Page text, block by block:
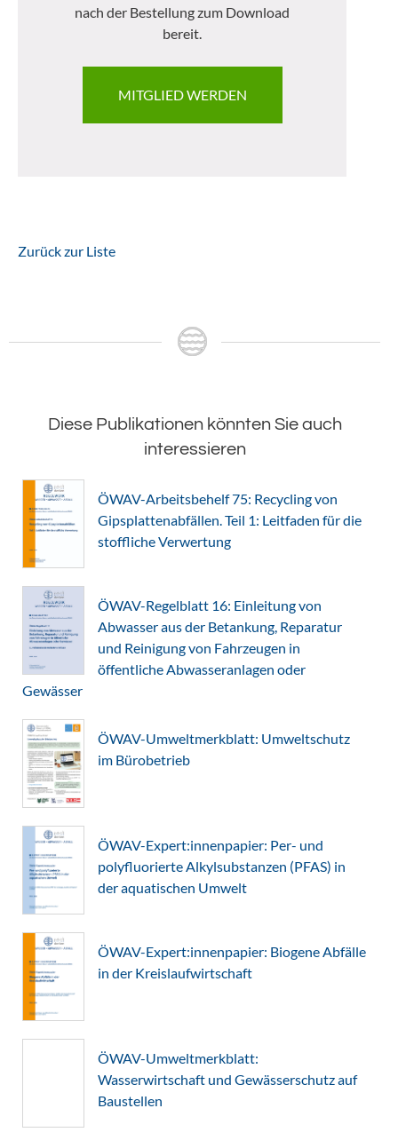
nach der Bestellung zum Download
bereit.
MITGLIED WERDEN
Zurück zur Liste
Diese Publikationen könnten Sie auch
interessieren
ÖWAV-Arbeitsbehelf 75: Recycling von
Gipsplattenabfällen. Teil 1: Leitfaden für die
stoffliche Verwertung
ÖWAV-Regelblatt 16: Einleitung von
Abwasser aus der Betankung, Reparatur
und Reinigung von Fahrzeugen in
öffentliche Abwasseranlagen oder
Gewässer
ÖWAV-Umweltmerkblatt: Umweltschutz
im Bürobetrieb
ÖWAV-Expert:innenpapier: Per- und
polyfluorierte Alkylsubstanzen (PFAS) in
der aquatischen Umwelt
ÖWAV-Expert:innenpapier: Biogene Abfälle
in der Kreislaufwirtschaft
ÖWAV-Umweltmerkblatt:
Wasserwirtschaft und Gewässerschutz auf
Baustellen